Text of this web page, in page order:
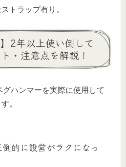
トラップ有り。
】2年以上使い倒して
・注意点を解説！
ハンマーを実際に使用して
。
的に設営がラクになっ